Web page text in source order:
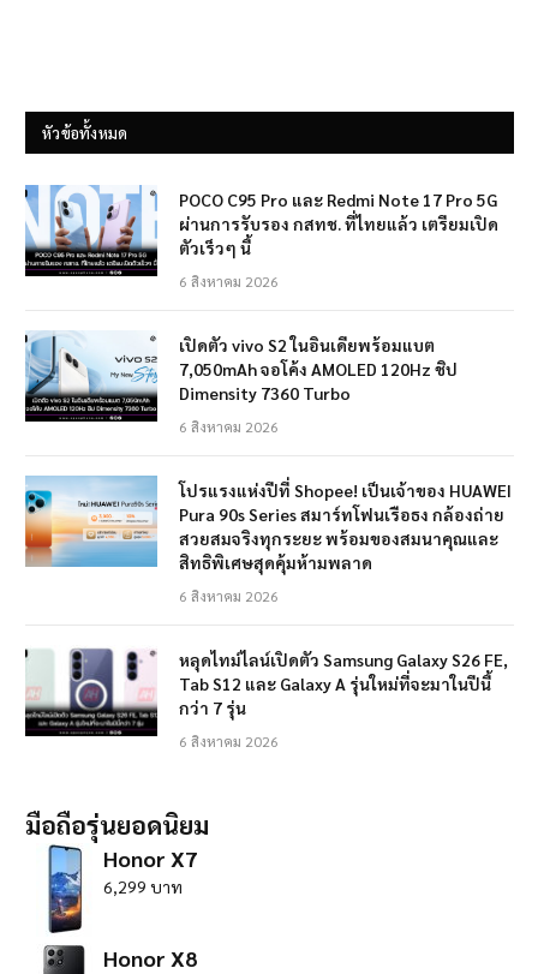
หัวข้อทั้งหมด
POCO C95 Pro และ Redmi Note 17 Pro 5G
ผ่านการรับรอง กสทช. ที่ไทยแล้ว เตรียมเปิด
ตัวเร็วๆ นี้
6 สิงหาคม 2026
เปิดตัว vivo S2 ในอินเดียพร้อมแบต
7,050mAh จอโค้ง AMOLED 120Hz ชิป
Dimensity 7360 Turbo
6 สิงหาคม 2026
โปรแรงแห่งปีที่ Shopee! เป็นเจ้าของ HUAWEI
Pura 90s Series สมาร์ทโฟนเรือธง กล้องถ่าย
สวยสมจริงทุกระยะ พร้อมของสมนาคุณและ
สิทธิพิเศษสุดคุ้มห้ามพลาด
6 สิงหาคม 2026
หลุดไทม์ไลน์เปิดตัว Samsung Galaxy S26 FE,
Tab S12 และ Galaxy A รุ่นใหม่ที่จะมาในปีนี้
กว่า 7 รุ่น
6 สิงหาคม 2026
มือถือรุ่นยอดนิยม
Honor X7
6,299 บาท
Honor X8